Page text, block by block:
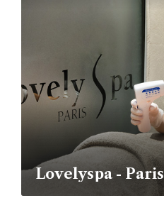
Lovelyspa - Paris